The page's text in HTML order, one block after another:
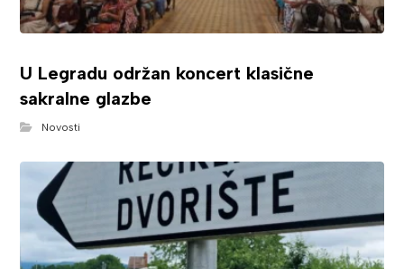
U Legradu održan koncert klasične
sakralne glazbe
Novosti